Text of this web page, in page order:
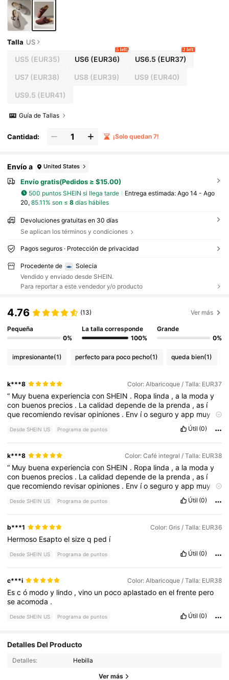
Talla US
US5 (EUR35) US6 (EUR36)
5 left
US6.5 (EUR37)
2 left
US7(EUR38) US8 (EUR39) US9 (EUR40)
US9.5 (EUR41)
Guía de Tallas
Cantidad: ¡Solo quedan 7!
Envío a United States
Envío gratis(Pedidos ≥ $15.00)
500 puntos SHEIN si llega tarde Entrega estimada: Ago 14 - Ago
20, 85.11% son ≤ 8días hábiles
Devoluciones gratuitas en 30 días
Se aplican los términos y condiciones
Pagos seguros · Protección de privacidad
Procedente de
Solecia
Vendido y enviado desde SHEIN.
Para reportar a este vendedor y/o producto
4.76 (13) Ver más
Pequeña
0%
La talla corresponde
100%
Grande
0%
impresionante(1) perfecto para poco pecho(1) queda bien(1)
k***8 Color: Albaricoque / Talla: EUR37
“ Muy buenaexperienciacon SHEIN . Ropa linda ,a la moday
con buenos precios . Lacalidaddependede la prenda ,as í
que recomiendo revisaropiniones . Env íoseguroyapp muy fá
Desde SHEIN US Programa de puntos Útil (0)
k***8 Color: Café integral / Talla: EUR38
“ Muy buenaexperienciacon SHEIN . Ropa linda ,a la moday
con buenos precios . Lacalidaddependede la prenda ,as í
que recomiendo revisaropiniones . Env íoseguroyapp muy fá
Desde SHEIN US Programa de puntos Útil (0)
b***1 Color: Gris / Talla: EUR36
Hermoso Esaptoelsizeq ped í
Desde SHEIN US Programa de puntos Útil (0)
c***i Color: Albaricoque / Talla: EUR38
Escó modoy lindo ,vino un pocoaplastadoenelfrente pero
seacomoda .
Desde SHEIN US Programa de puntos Útil (0)
Detalles Del Producto
Detalles: Hebilla
Ver más
4.83 259K Seguidores
259K Seguidores